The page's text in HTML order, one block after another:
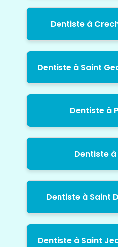
Dentiste à
Dentiste à Saint
Dentiste à
Dentiste à
Dentiste à Saint
Dentiste à Saint